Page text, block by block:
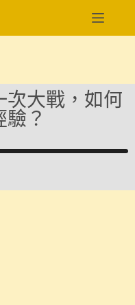
次大戰，如何
？